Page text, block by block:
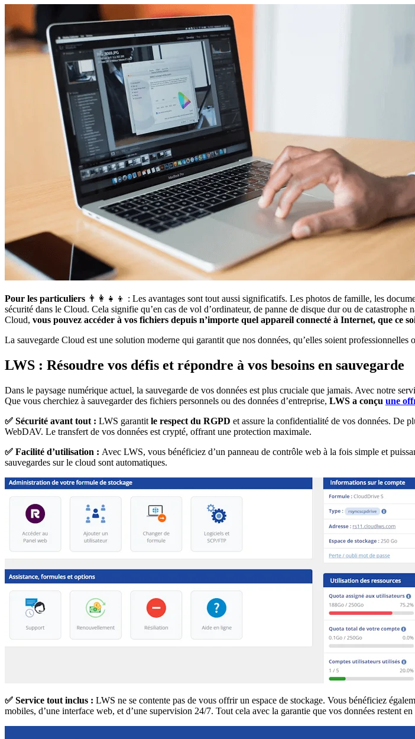
Pour les particuliers 👨‍👩‍👧‍👦 : Les avantages sont tout aussi significatifs. Les photos de famille, les
sécurité dans le Cloud. Cela signifie qu’en cas de vol d’ordinateur, de panne de disque dur ou de
Cloud, vous pouvez accéder à vos fichiers depuis n’importe quel appareil connecté à Internet, que ce
La sauvegarde Cloud est une solution moderne qui garantit que nos données, qu’elles soient professionnelles
LWS : Résoudre vos défis et répondre à vos besoins en sauvegarde
Dans le paysage numérique actuel, la sauvegarde de vos données est plus cruciale que jamais. Avec notre
Que vous cherchiez à sauvegarder des fichiers personnels ou des données d’entreprise, LWS a conçu une
✅ Sécurité avant tout : LWS garantit le respect du RGPD et assure la confidentialité de vos données. De
WebDAV. Le transfert de vos données est crypté, offrant une protection maximale.
✅ Facilité d’utilisation : Avec LWS, vous bénéficiez d’un panneau de contrôle web à la fois simple et
sauvegardes sur le cloud sont automatiques.
✅ Service tout inclus : LWS ne se contente pas de vous offrir un espace de stockage. Vous bénéficiez
mobiles, d’une interface web, et d’une supervision 24/7. Tout cela avec la garantie que vos données restent en